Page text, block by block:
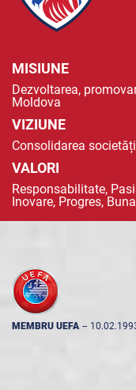
MISIUNE
Dezvoltarea,
Moldova
VIZIUNE
Consolidarea
VALORI
Responsabilitate,
Inovare, Progres,
MEMBRU UEFA --